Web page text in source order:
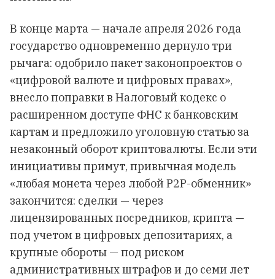
В конце марта — начале апреля 2026 года
государство одновременно дернуло три
рычага: одобрило пакет законопроектов о
«цифровой валюте и цифровых правах»,
внесло поправки в Налоговый кодекс о
расширенном доступе ФНС к банковским
картам и предложило уголовную статью за
незаконный оборот криптовалюты. Если эти
инициативы примут, привычная модель
«любая монета через любой P2P-обменник»
закончится: сделки — через
лицензированных посредников, крипта —
под учетом в цифровых депозитариях, а
крупные обороты — под риском
административных штрафов и до семи лет